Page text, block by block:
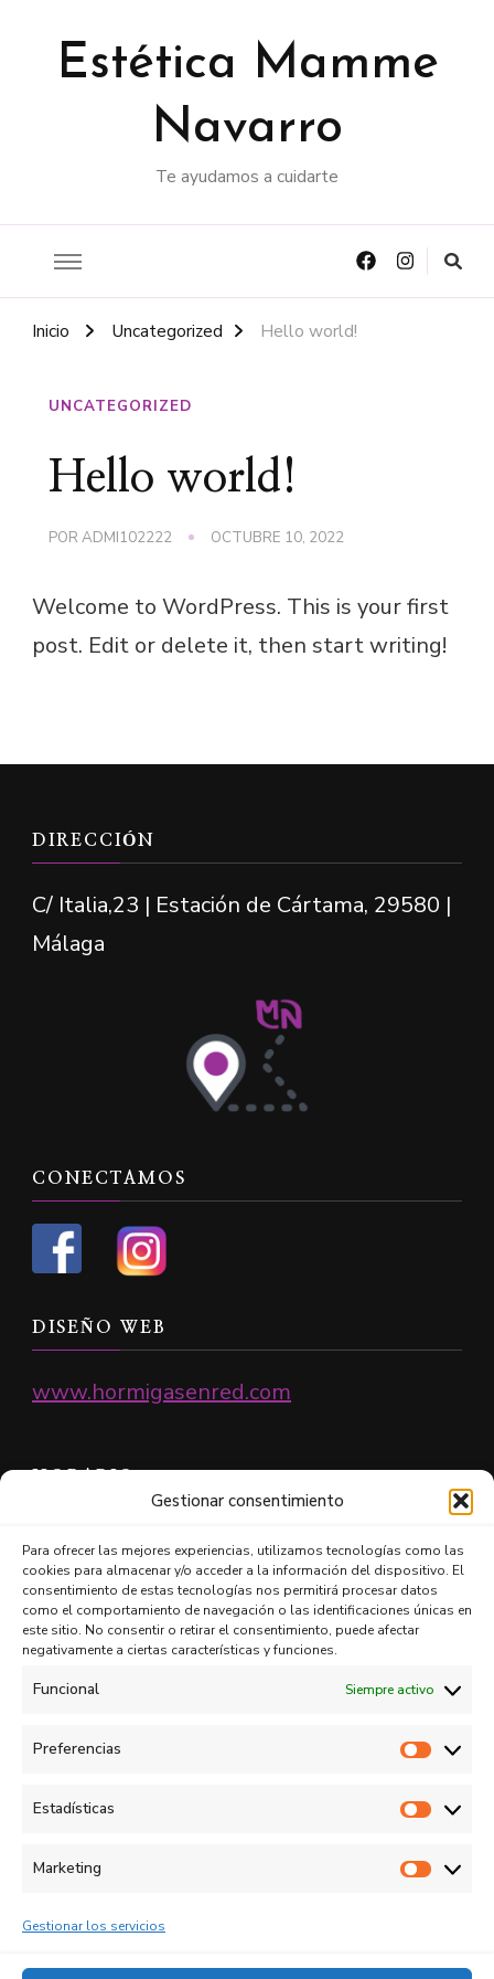
Gestionar consentimiento
Para ofrecer las mejores experiencias, utilizamos tecnologías como las
cookies para almacenar y/o acceder a la información del dispositivo. El
consentimiento de estas tecnologías nos permitirá procesar datos
como el comportamiento de navegación o las identificaciones únicas en
este sitio. No consentir o retirar el consentimiento, puede afectar
negativamente a ciertas características y funciones.
Funcional Siempre activo
Preferencias
Estadísticas
Marketing
Gestionar los servicios
Estética Mamme
Navarro
Te ayudamos a cuidarte
Inicio Uncategorized Hello world!
UNCATEGORIZED
Hello world!
POR ADMI102222 OCTUBRE 10, 2022
Welcome to WordPress. This is your first
post. Edit or delete it, then start writing!
DIRECCIÓN
C/ Italia,23 | Estación de Cártama, 29580 |
Málaga
CONECTAMOS
DISEÑO WEB
www.hormigasenred.com
Lunes a viernes
De 10:00h – 13:30h
De 16:00h – 20:00h
Sábados & domingos
TÉRMINOS LEGALES
Aviso legal
Política de cookies